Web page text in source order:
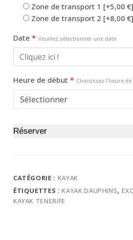
Zone de transport 1 [+5,00 €]
Zone de transport 2 [+8,00 €]
Date * Veuillez sélectionner une date
Heure de début * Choisissez l'heure
Réserver
CATÉGORIE : KAYAK
ÉTIQUETTES :KAYAK DAUPHINS
KAYAK TENERIFE